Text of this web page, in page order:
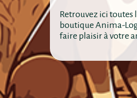
Retrouvez ici toutes
boutique Anima-
faire plaisir à votre